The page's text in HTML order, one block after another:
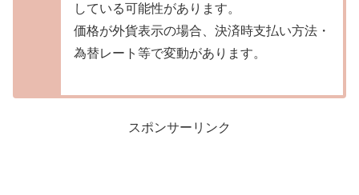
している可能性があります。
価格が外貨表示の場合、決済時支払い方法・
為替レート等で変動があります。
スポンサーリンク